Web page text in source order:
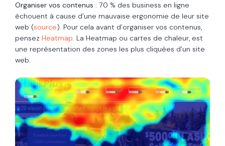
Organiser vos contenus : 70 % des business en ligne
échouent à cause d’une mauvaise ergonomie de leur site
web (source). Pour cela avant d’organiser vos contenus,
pensez Heatmap. La Heatmap ou cartes de chaleur, est
une représentation des zones les plus cliquées d’un site
web.